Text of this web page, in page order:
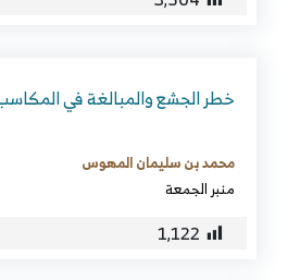
خطر الجشع والمبالغة في المكاسب
محمد بن سليمان المهوس
منبر الجمعة
1٬122